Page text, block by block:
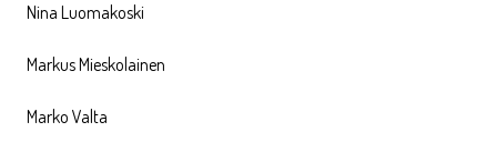
Nina Luomakoski
Markus Mieskolainen
Marko Valta